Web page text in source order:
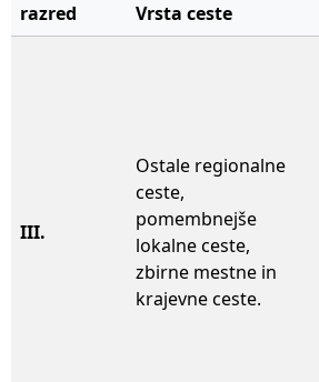
razred
Vrsta ceste
III.
Ostale regionalne
ceste,
pomembnejše
lokalne ceste,
zbirne mestne in
krajevne ceste.